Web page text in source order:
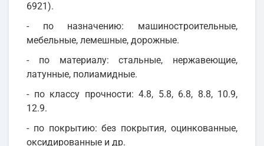
6921).
- по назначению: машиностроительные,
мебельные, лемешные, дорожные.
- по материалу: стальные, нержавеющие,
латунные, полиамидные.
- по классу прочности: 4.8, 5.8, 6.8, 8.8, 10.9,
12.9.
- по покрытию: без покрытия, оцинкованные,
оксидированные и др.